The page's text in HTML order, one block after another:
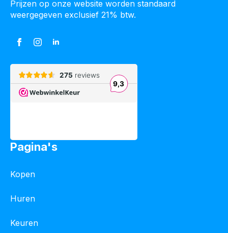
Prijzen op onze website worden standaard
weergegeven exclusief 21% btw.
Pagina's
Kopen
Huren
Keuren